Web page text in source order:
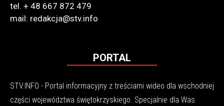
tel. + 48 667 872 479
mail: redakcja@stv.info
PORTAL
STV.INFO - Portal informacyjny z treściami wideo dla wschodniej
części województwa świętokrzyskiego. Specjalnie dla Was